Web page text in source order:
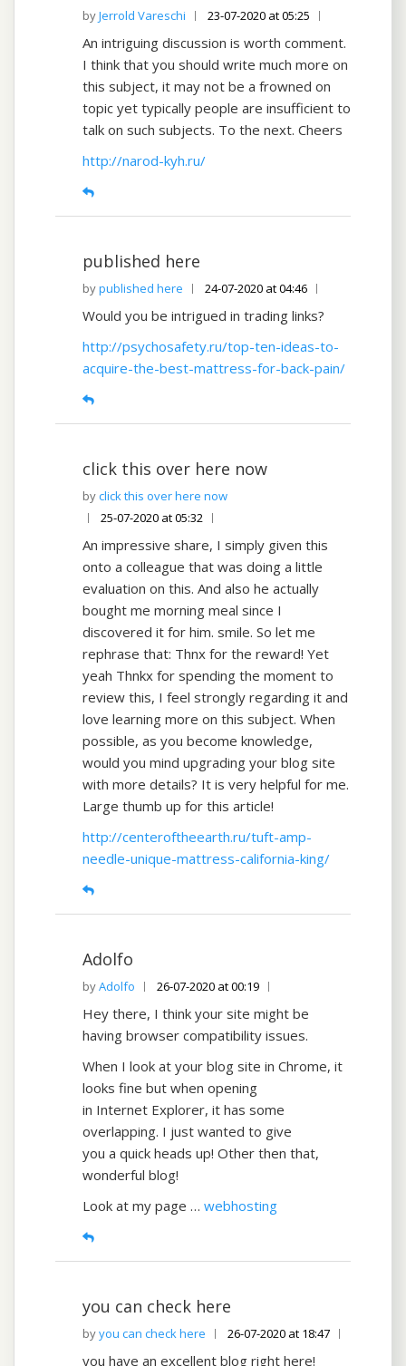
Jerrold Vareschi 23-07-2020 at 05:25
An intriguing discussion is worth comment.
I think that you should write much more on
this subject, it may not be a frowned on
topic yet typically people are insufficient to
talk on such subjects. To the next. Cheers
http://narod-kyh.ru/
published here
published here 24-07-2020 at 04:46
Would you be intrigued in trading links?
http://psychosafety.ru/top-ten-ideas-to-
acquire-the-best-mattress-for-back-pain/
click this over here now
click this over here now
25-07-2020 at 05:32
An impressive share, I simply given this
onto a colleague that was doing a little
evaluation on this. And also he actually
bought me morning meal since I
discovered it for him. smile. So let me
rephrase that: Thnx for the reward! Yet
yeah Thnkx for spending the moment to
review this, I feel strongly regarding it and
love learning more on this subject. When
possible, as you become knowledge,
would you mind upgrading your blog site
with more details? It is very helpful for me.
Large thumb up for this article!
http://centeroftheearth.ru/tuft-amp-
needle-unique-mattress-california-king/
Adolfo
Adolfo 26-07-2020 at 00:19
Hey there, I think your site might be
having browser compatibility issues.
When I look at your blog site in Chrome, it
looks fine but when opening
in Internet Explorer, it has some
overlapping. I just wanted to give
you a quick heads up! Other then that,
wonderful blog!
Look at my page … webhosting
you can check here
you can check here 26-07-2020 at 18:47
you have an excellent blog right here!